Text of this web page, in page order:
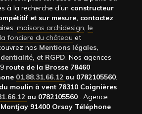
à la recherche d’un constructeur
et sur mesure, contactez
maisons archidesign, le
la fonciere du château et
nos Mentions légales,
et RGPD. Nos agences
route de la Brosse 78460
01.88.31.66.12 ou 0782105560.
moulin à vent 78310 Coignières
ou 0782105560 . Agence
91400 Orsay Téléphone